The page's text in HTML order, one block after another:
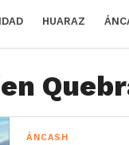
HUARAZ
ÁNCASH